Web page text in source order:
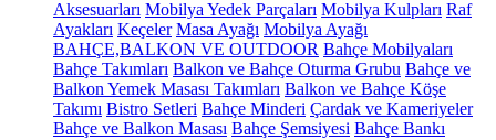
Aksesuarları Mobilya Yedek Parçaları Mobilya Kulpları Raf
Ayakları Keçeler Masa Ayağı Mobilya Ayağı
BAHÇE,BALKON VE OUTDOOR Bahçe Mobilyaları
Bahçe Takımları Balkon ve Bahçe Oturma Grubu Bahçe ve
Balkon Yemek Masası Takımları Balkon ve Bahçe Köşe
Takımı Bistro Setleri Bahçe Minderi Çardak ve Kameriyeler
Bahçe ve Balkon Masası Bahçe Şemsiyesi Bahçe Bankı